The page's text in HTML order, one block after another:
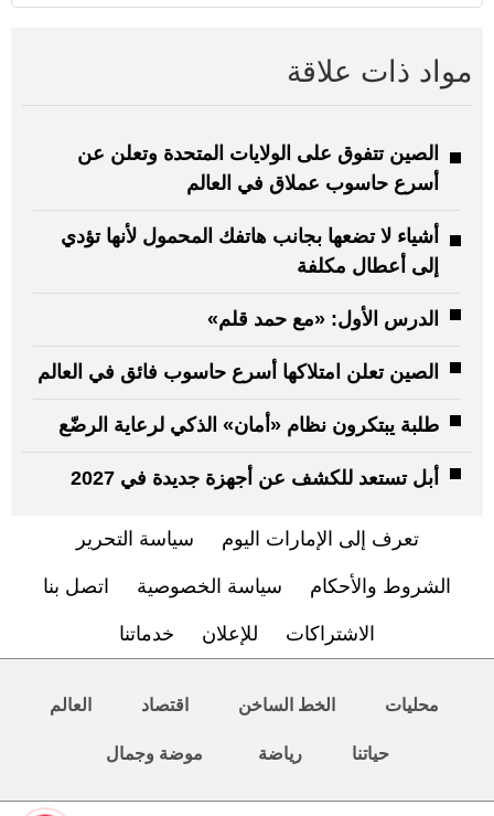
مواد ذات علاقة
الصين تتفوق على الولايات المتحدة وتعلن عن
أسرع حاسوب عملاق في العالم
أشياء لا تضعها بجانب هاتفك المحمول لأنها تؤدي
إلى أعطال مكلفة
الدرس الأول: «مع حمد قلم»
الصين تعلن امتلاكها أسرع حاسوب فائق في العالم
طلبة يبتكرون نظام «أمان» الذكي لرعاية الرضّع
أبل تستعد للكشف عن أجهزة جديدة في 2027
تعرف إلى الإمارات اليوم سياسة التحرير
الشروط والأحكام سياسة الخصوصية اتصل بنا
الاشتراكات للإعلان خدماتنا
محليات الخط الساخن اقتصاد العالم
حياتنا رياضة موضة وجمال